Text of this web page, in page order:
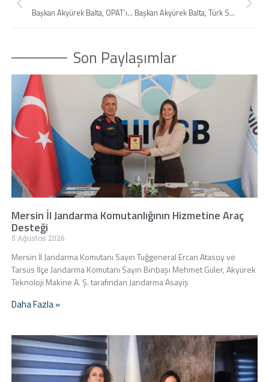
Başkan Akyürek Balta, OPAT’ın 30. Yıl Etkinliğine Katıldı
Başkan Akyürek Balta, Türk Standartları Enstitüsü’nün 65. Olağan Genel Kuruluna katıldı
Son Paylaşımlar
Mersin İl Jandarma Komutanlığının Hizmetine Araç
Desteği
5 Ağustos 2026
Mersin İl Jandarma Komutanı Sayın Tuğgeneral Ercan Atasoy ve
Tarsus İlçe Jandarma Komutanı Sayın Binbaşı Mehmet Güler, Akyürek
Teknoloji Makine A. Ş. tarafından Jandarma Asayiş
Daha Fazla »